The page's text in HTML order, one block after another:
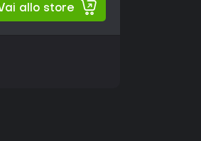
allo store